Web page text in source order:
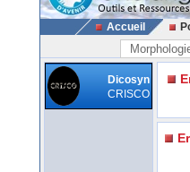
Accueil
Dicosyn
CRISCO